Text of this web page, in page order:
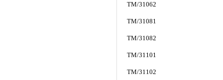
TM/31062
TM/31081
TM/31082
TM/31101
TM/31102